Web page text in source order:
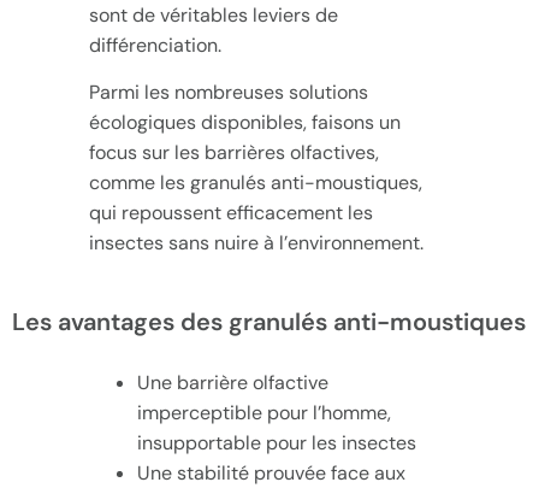
sont de véritables leviers de
différenciation.
Parmi les nombreuses solutions
écologiques disponibles, faisons un
focus sur les barrières olfactives,
comme les granulés anti-moustiques,
qui repoussent efficacement les
insectes sans nuire à l’environnement.
Les avantages des granulés anti-moustiques
Une barrière olfactive
imperceptible pour l’homme,
insupportable pour les insectes
Une stabilité prouvée face aux